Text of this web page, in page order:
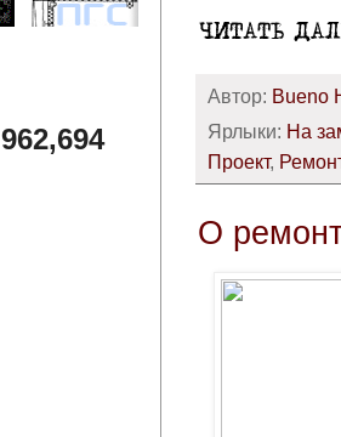
Автор: Bueno
Ярлыки: На
Проект,
О
962,694